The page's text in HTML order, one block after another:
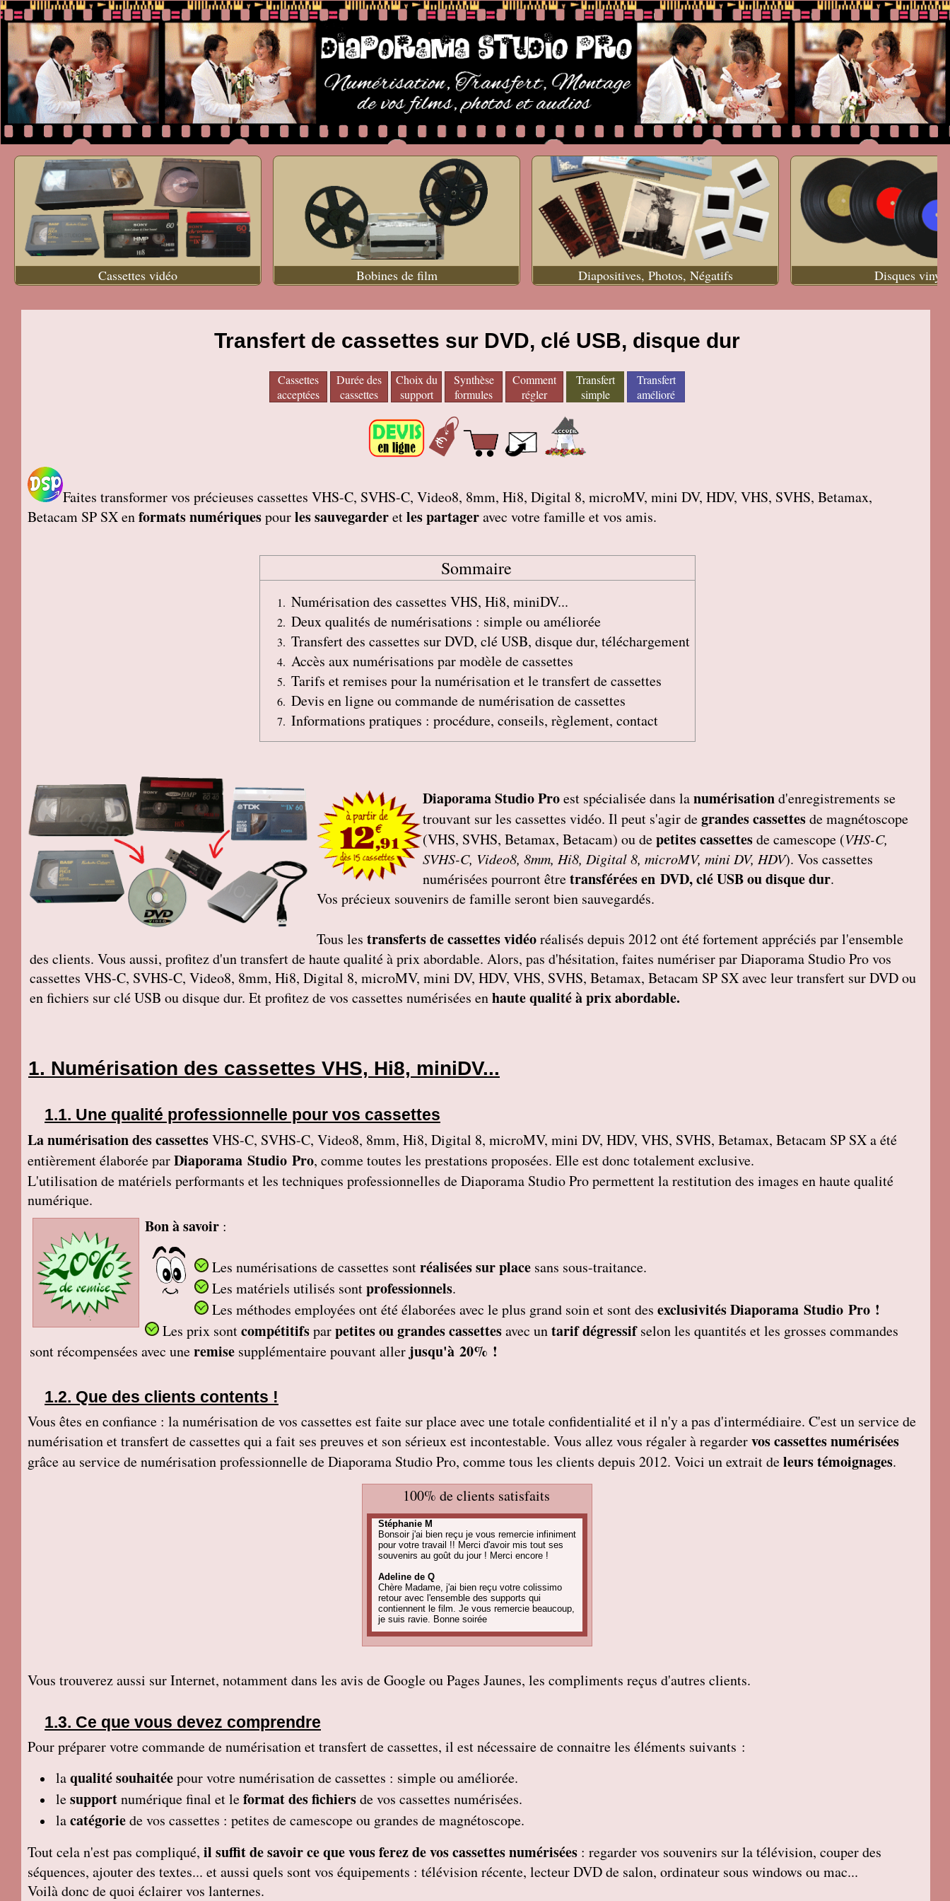
Cassettes vidéo Bobines de film Diapositives, Photos, Négatifs Disques
Transfert de cassettes sur DVD, clé USB, disque dur
Cassettes
acceptées
Durée des
cassettes
Choix du
support
Synthèse
formules
Comment
régler
Transfert
simple
Transfert
amélioré
Faites transformer vos précieuses cassettes VHS-C, SVHS-C, Video8, 8mm, Hi8, Digital 8, microMV, mini DV, HDV, VHS, SVHS, Betamax,
Betacam SP SX enformats numériquespourles sauvegarderetles partageravec votre famille et vos amis.
Sommaire
Numérisation des cassettes VHS, Hi8, miniDV...
Deux qualités de numérisations : simple ou améliorée
Transfert des cassettes sur DVD, clé USB, disque dur, téléchargement
Accès aux numérisations par modèle de cassettes
Tarifs et remises pour la numérisation et le transfert de cassettes
Devis en ligne ou commande de numérisation de cassettes
Informations pratiques : procédure, conseils, règlement, contact
Diaporama Studio Proest spécialisée dans lanumérisationd'enregistrements se
trouvant sur les cassettes vidéo. Il peut s'agir degrandes cassettesde magnétoscope
(VHS, SVHS, Betamax, Betacam) ou depetites cassettesde camescope (VHS-C,
SVHS-C, Video8, 8mm, Hi8, Digital 8, microMV, mini DV, HDV). Vos cassettes
numérisées pourront êtretransférées en DVD, clé USB ou disque dur.
Vos précieux souvenirs de famille seront bien sauvegardés.
Tous les transferts de cassettes vidéoréalisés depuis 2012 ont été fortement appréciés par l'ensemble
des clients. Vous aussi, profitez d'un transfert de haute qualité à prix abordable. Alors, pas d'hésitation, faites numériser par Diaporama Studio Pro vos
cassettes VHS-C, SVHS-C, Video8, 8mm, Hi8, Digital 8, microMV, mini DV, HDV, VHS, SVHS, Betamax, Betacam SP SX avec leur transfert sur DVD ou
en fichiers sur clé USB ou disque dur. Et profitez de vos cassettes numérisées enhaute qualité à prix abordable.
Numérisation des cassettes VHS, Hi8, miniDV...
Une qualité professionnelle pour vos cassettes
La numérisation des cassettesVHS-C, SVHS-C, Video8, 8mm, Hi8, Digital 8, microMV, mini DV, HDV, VHS, SVHS, Betamax, Betacam SP SX a été
entièrement élaborée parDiaporama Studio Pro, comme toutes les prestations proposées. Elle est donc totalement exclusive.
L'utilisation de matériels performants et les techniques professionnelles de Diaporama Studio Pro permettent la restitution des images en haute qualité
numérique.
Bon à savoir :
Les numérisations de cassettes sontréalisées sur place sans sous-traitance.
Les matériels utilisés sontprofessionnels.
Les méthodes employées ont été élaborées avec le plus grand soin et sont des exclusivités Diaporama Studio Pro !
Les prix sontcompétitifsparpetitesou grandes cassettesavec untarif dégressifselon les quantités et les grosses commandes
sont récompensées avec uneremise supplémentaire pouvant aller jusqu'à 20% !
Que des clients contents !
Vous êtes en confiance : la numérisation de vos cassettes est faite sur place avec une totale confidentialité et il n'y a pas d'intermédiaire. C'est un service de
numérisation et transfert de cassettes qui a fait ses preuves et son sérieux est incontestable. Vous allez vous régaler à regardervos cassettes numérisées
grâce au service de numérisation professionnelle de Diaporama Studio Pro, comme tous les clients depuis 2012. Voici un extrait deleurs témoignages.
100% de clients satisfaits
Stéphanie M
Bonsoir j'ai bien reçu je vous remercie infiniment
pour votre travail !! Merci d'avoir mis tout ses
souvenirs au goût du jour ! Merci encore !
Adeline de Q
Chère Madame, j'ai bien reçu votre colissimo
retour avec l'ensemble des supports qui
contiennent le film. Je vous remercie beaucoup,
je suis ravie. Bonne soirée
! Cordialement
Nadine H
Bonjour, on a bien reçu le colis on vous
Christian R
Encore une belle expérience, comme la
pouvoir nous faire revivre le passé Travail
raffiné, effectué consciencieusement , avec en
À recommander sans hésitation
Vous trouverez aussi sur Internet, notamment dans les avis de Google ou Pages Jaunes, les compliments reçus d'autres clients.
Ce que vous devez comprendre
Pour préparer votre commande de numérisation et transfert de cassettes, il est nécessaire de connaitre les éléments suivants :
laqualité souhaitéepour votre numérisation de cassettes : simple ou améliorée.
lesupportnumérique final et leformat des fichiersde vos cassettes numérisées.
lacatégoriede vos cassettes : petites de camescope ou grandes de magnétoscope.
Tout cela n'est pas compliqué, il suffit de savoir ce que vous ferez de vos cassettes numérisées : regarder vos souvenirs sur la télévision, couper des
séquences, ajouter des textes... et aussi quels sont vos équipements : télévision récente, lecteur DVD de salon, ordinateur sous windows ou mac...
Voilà donc de quoi éclairer vos lanternes.